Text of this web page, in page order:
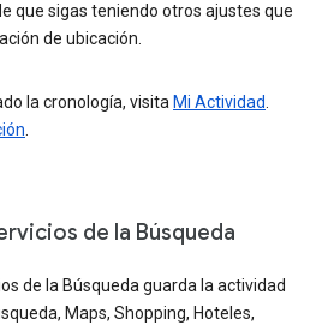
que sigas teniendo otros ajustes que
de ubicación.
la cronología, visita Mi Actividad.
.
de la Búsqueda
de la Búsqueda guarda la actividad
Maps, Shopping, Hoteles,